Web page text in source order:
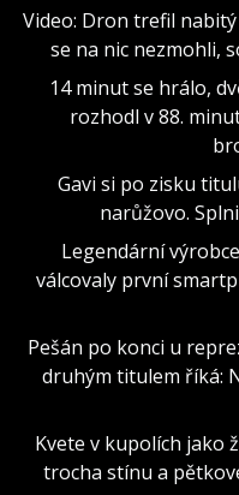
Video: Dron trefil
se na nic nezmohli,
14 minut se hrálo,
rozhodl v 88.
Gavi si po zisku
narůžovo.
Legendární
válcovaly první
Pešán po konci u
druhým titulem říká:
Kvete v kupolích jako
trocha stínu a